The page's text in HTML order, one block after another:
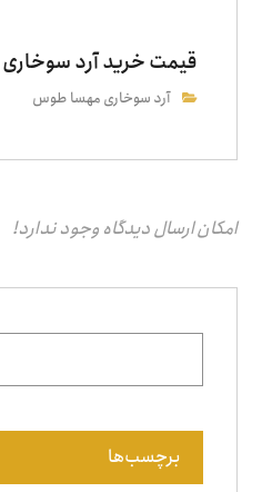
قیمت خرید آرد
آرد سوخاری مهسا طوس
امکان ارسال دیدگاه وجود ندارد!
برچسب‌ها